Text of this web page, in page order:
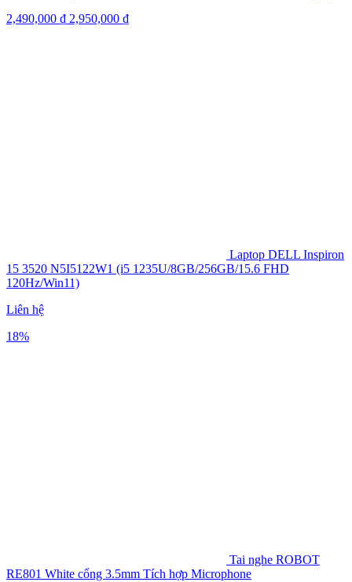
2,490,000 ₫ 2,950,000 ₫
Laptop DELL Inspiron
15 3520 N5I5122W1 (i5 1235U/8GB/256GB/15.6 FHD
120Hz/Win11)
Liên hệ
18%
Tai nghe ROBOT
RE801 White cổng 3.5mm Tích hợp Microphone